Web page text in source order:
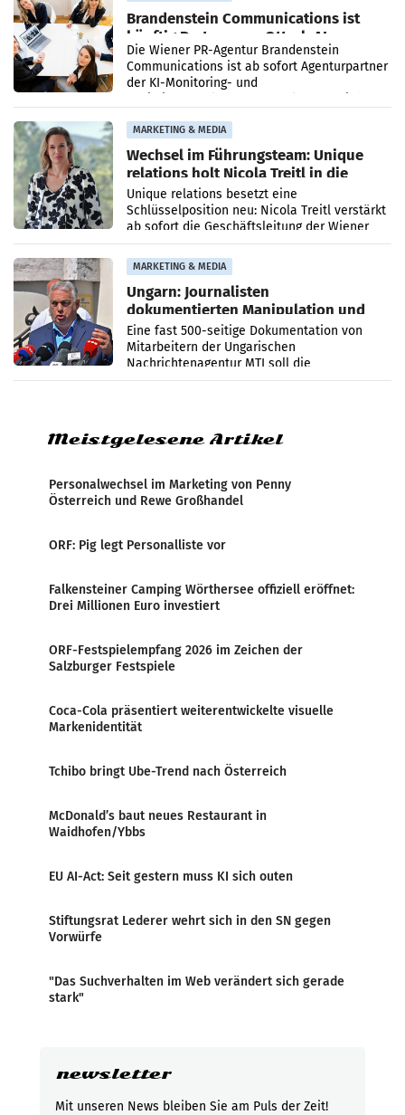
Brandenstein Communications ist
künftig Partner von OtterlyAI
Die Wiener PR-Agentur Brandenstein
Communications ist ab sofort Agenturpartner
der KI-Monitoring- und
MARKETING & MEDIA
Wechsel im Führungsteam: Unique
relations holt Nicola Treitl in die
Geschäftsleitung
Unique relations besetzt eine
Schlüsselposition neu: Nicola Treitl verstärkt
ab sofort die Geschäftsleitung der Wiener
PR-Agentur an der Seite von Josef Kalina und
Anna Kalina-Mahr.
MARKETING & MEDIA
Ungarn: Journalisten
dokumentierten Manipulation und
Zensur
Eine fast 500-seitige Dokumentation von
Mitarbeitern der Ungarischen
Nachrichtenagentur MTI soll die
systematische Nachrichten-Manipulation und
Meistgelesene Artikel
Personalwechsel im Marketing von Penny
Österreich und Rewe Großhandel
ORF: Pig legt Personalliste vor
Falkensteiner Camping Wörthersee offiziell eröffnet:
Drei Millionen Euro investiert
ORF-Festspielempfang 2026 im Zeichen der
Salzburger Festspiele
Coca-Cola präsentiert weiterentwickelte visuelle
Markenidentität
Tchibo bringt Ube-Trend nach Österreich
McDonald’s baut neues Restaurant in
Waidhofen/Ybbs
EU AI-Act: Seit gestern muss KI sich outen
Stiftungsrat Lederer wehrt sich in den SN gegen
Vorwürfe
"Das Suchverhalten im Web verändert sich gerade
stark"
newsletter
Mit unseren News bleiben Sie am Puls der Zeit!